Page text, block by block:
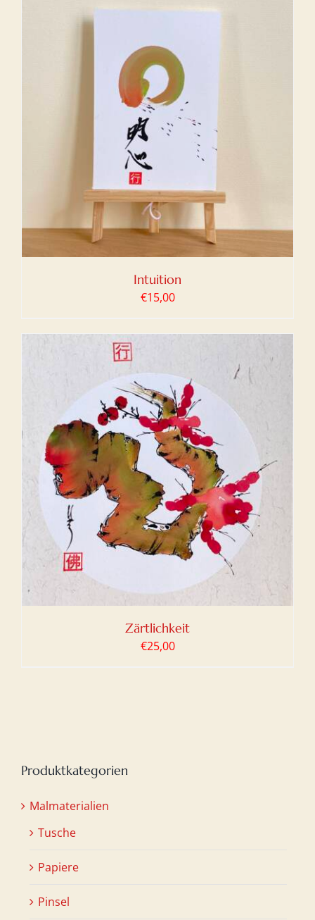
Intuition
€15,00
Zärtlichkeit
€25,00
Produktkategorien
Malmaterialien
Tusche
Papiere
Pinsel